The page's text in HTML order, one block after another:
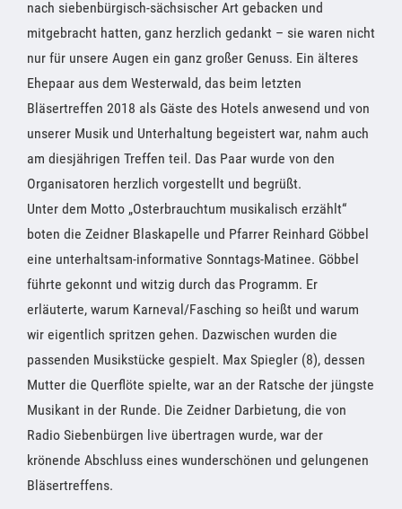
nach siebenbürgisch-sächsischer Art gebacken und
mitgebracht hatten, ganz herzlich gedankt – sie waren nicht
nur für unsere Augen ein ganz großer Genuss. Ein älteres
Ehepaar aus dem Westerwald, das beim letzten
Bläsertreffen 2018 als Gäste des Hotels anwesend und von
unserer Musik und Unterhaltung begeistert war, nahm auch
am diesjährigen Treffen teil. Das Paar wurde von den
Organisatoren herzlich vorgestellt und begrüßt.
Unter dem Motto „Osterbrauchtum musikalisch erzählt“
boten die Zeidner Blaskapelle und Pfarrer Reinhard Göbbel
eine unterhaltsam-informative Sonntags-Matinee. Göbbel
führte gekonnt und witzig durch das Programm. Er
erläuterte, warum Karneval/Fasching so heißt und warum
wir eigentlich spritzen gehen. Dazwischen wurden die
passenden Musikstücke gespielt. Max Spiegler (8), dessen
Mutter die Querflöte spielte, war an der Ratsche der jüngste
Musikant in der Runde. Die Zeidner Darbietung, die von
Radio Siebenbürgen live übertragen wurde, war der
krönende Abschluss eines wunderschönen und gelungenen
Bläsertreffens.